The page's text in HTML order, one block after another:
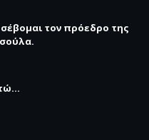
τον πρόεδρο της